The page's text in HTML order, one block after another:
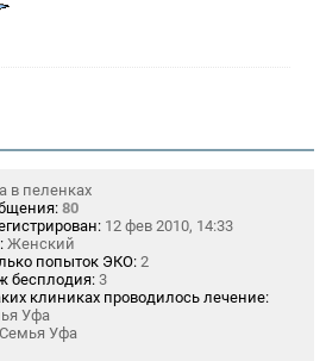
в пеленках
80
12 фев 2010, 14:33
Женский
попыток ЭКО: 2
бесплодия: 3
клиниках проводилось лечение:
Уфа
Семья Уфа